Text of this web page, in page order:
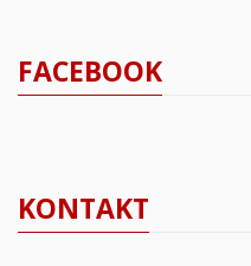
FACEBOOK
KONTAKT